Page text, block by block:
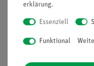
erklärung.
Essenziell
Funktional